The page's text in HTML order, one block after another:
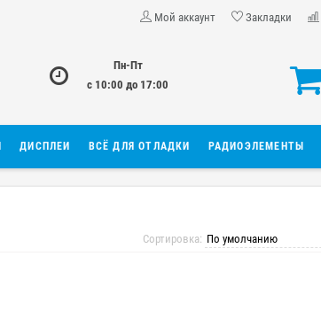
Мой аккаунт Закладки
Пн-Пт
с 10:00 до 17:00
ДИСПЛЕИ ВСЁ ДЛЯ ОТЛАДКИ РАДИОЭЛЕМЕНТЫ
Сортировка: